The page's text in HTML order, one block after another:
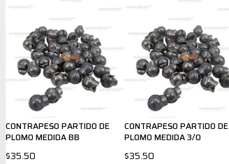
CONTRAPESO PARTIDO DE
PLOMO MEDIDA BB
$35.50
CONTRAPESO PARTIDO DE
PLOMO MEDIDA 3/0
$35.50